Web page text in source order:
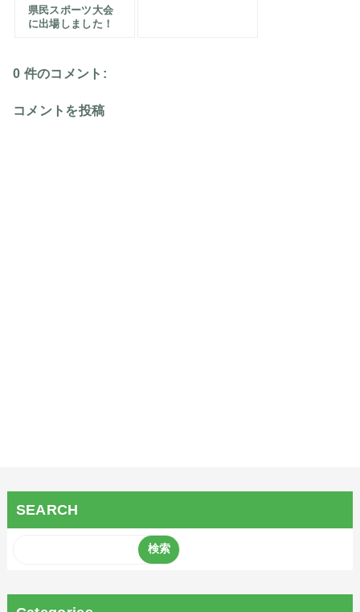
県民スポーツ大会
に出場しました！
0 件のコメント:
コメントを投稿
SEARCH